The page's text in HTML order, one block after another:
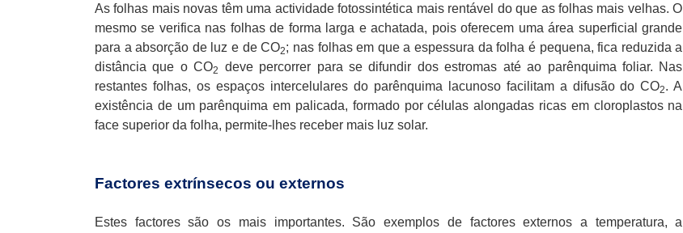
As folhas mais novas têm uma actividade fotossintética mais rentável do que as folhas mais velhas. O
mesmo se verifica nas folhas de forma larga e achatada, pois oferecem uma área superficial grande
para a absorção de luz e de CO2; nas folhas em que a espessura da folha é pequena, fica reduzida a
distância que o CO2
deve percorrer para se difundir dos estromas até ao parênquima foliar. Nas
restantes folhas, os espaços intercelulares do parênquima lacunoso facilitam a difusão do CO2. A
existência de um parênquima em palicada, formado por células alongadas ricas em cloroplastos na
face superior da folha, permite-lhes receber mais luz solar.
Factores extrínsecos ou externos
Estes factores são os mais importantes. São exemplos de factores externos a temperatura, a